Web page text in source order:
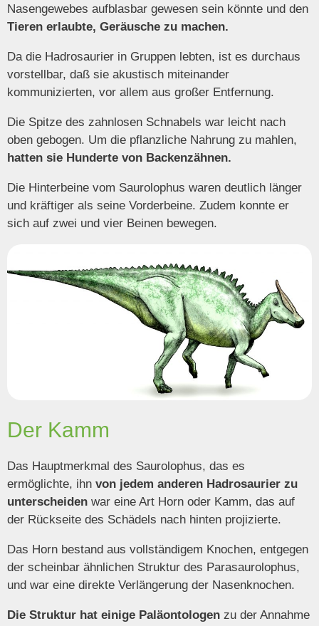
Nasengewebes aufblasbar gewesen sein könnte und den
Tieren erlaubte, Geräusche zu machen.
Da die Hadrosaurier in Gruppen lebten, ist es durchaus
vorstellbar, daß sie akustisch miteinander
kommunizierten, vor allem aus großer Entfernung.
Die Spitze des zahnlosen Schnabels war leicht nach
oben gebogen. Um die pflanzliche Nahrung zu mahlen,
hatten sie Hunderte von Backenzähnen.
Die Hinterbeine vom Saurolophus waren deutlich länger
und kräftiger als seine Vorderbeine. Zudem konnte er
sich auf zwei und vier Beinen bewegen.
Der Kamm
Das Hauptmerkmal des Saurolophus, das es
ermöglichte, ihn von jedem anderen Hadrosaurier zu
unterscheiden war eine Art Horn oder Kamm, das auf
der Rückseite des Schädels nach hinten projizierte.
Das Horn bestand aus vollständigem Knochen, entgegen
der scheinbar ähnlichen Struktur des Parasaurolophus,
und war eine direkte Verlängerung der Nasenknochen.
Die Struktur hat einige Paläontologen zu der Annahme